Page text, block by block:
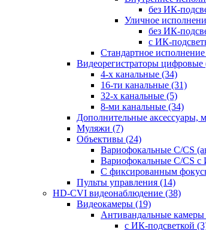
без ИК-
Уличное
без ИК-
с ИК-
Стандартное исполнение
Видеорегистраторы цифровые
4-х канальные (34)
16-ти канальные (31)
32-х канальные (5)
8-ми канальные (34)
Дополнительные аксессуары,
Муляжи (7)
Объективы (24)
Вариофокальные C/CS
Вариофокальные C/CS с
С фиксированным
Пульты управления (14)
HD-CVI видеонаблюдение (38)
Видеокамеры (19)
Антивандальные камеры
с ИК-подсветкой